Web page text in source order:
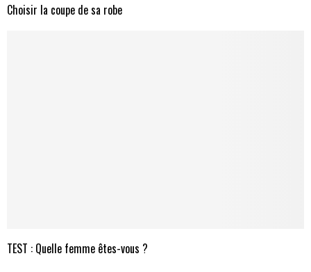
Choisir la coupe de sa robe
TEST : Quelle femme êtes-vous ?